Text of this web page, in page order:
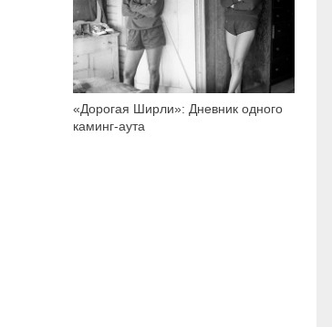
«Дорогая Ширли»: Дневник одного
каминг-аута